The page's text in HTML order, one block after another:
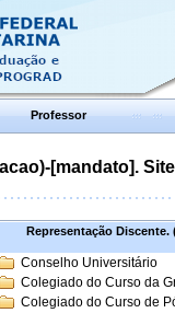
Professor
[mandato].
Representação Discente.
Conselho Universitário
Colegiado do Curso da
Colegiado do Curso de